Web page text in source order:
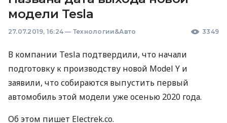
модели Tesla
27.07.2019, 16:24 — Технологии&Авто 3349
В компании Tesla подтвердили, что начали
подготовку к производству новой Model Y и
заявили, что собираются выпустить первый
автомобиль этой модели уже осенью 2020 года.
Об этом пишет Electrek.co.